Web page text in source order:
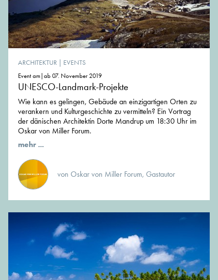
ARCHITEKTUR | EVENTS
Event am|ab 07. November 2019
UNESCO-Landmark-Projekte
Wie kann es gelingen, Gebäude an einzigartigen Orten zu
verankern und Kulturgeschichte zu vermitteln? Ein Vortrag
der dänischen Architektin Dorte Mandrup um 18:30 Uhr im
Oskar von Miller Forum.
mehr ...
von Oskar von Miller Forum, Gastautor